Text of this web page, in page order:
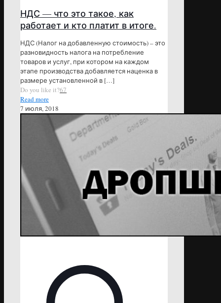
НДС — что это такое, как
работает и кто платит в итоге.
НДС (Налог на добавленную стоимость) – это
разновидность налога на потребление
товаров и услуг, при котором на каждом
этапе производства добавляется наценка в
размере установленной в […]
Do you like it?67
Read more
7 июля, 2018